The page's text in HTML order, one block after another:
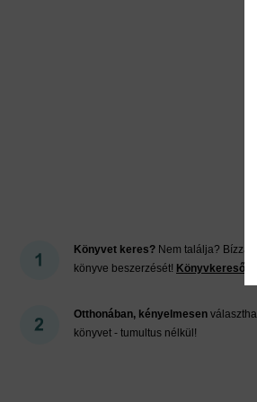
Könyvet keres? Nem találja? Bízza
könyve beszerzését! Könyvkereső-
Otthonában, kényelmesen
könyvet - tumultus nélkül!